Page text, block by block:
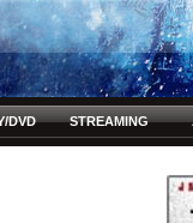
DVD STREAMING